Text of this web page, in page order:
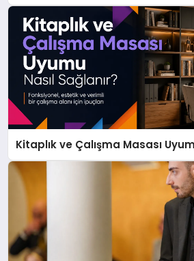
Kitaplık ve Çalışma Masası